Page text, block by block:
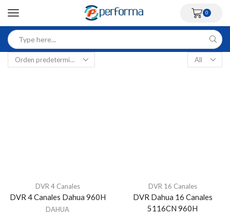
0
DVR 4 Canales
DVR 4 Canales Dahua 960H
DAHUA
DVR 16 Canales
DVR Dahua 16 Canales
5116CN 960H